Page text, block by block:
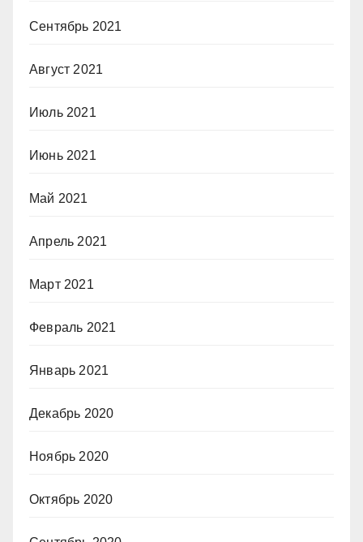
Сентябрь 2021
Август 2021
Июль 2021
Июнь 2021
Май 2021
Апрель 2021
Март 2021
Февраль 2021
Январь 2021
Декабрь 2020
Ноябрь 2020
Октябрь 2020